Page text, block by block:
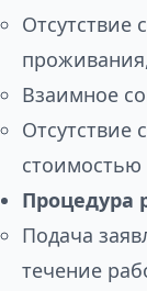
Отсутствие
Взаимное
Отсутствие
стоимостью
Процедура
Подача
течение